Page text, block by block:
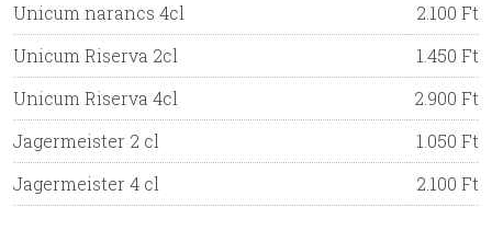
Unicum narancs 4cl
2.100 Ft
Unicum Riserva 2cl
1.450 Ft
Unicum Riserva 4cl
2.900 Ft
Jagermeister 2 cl
1.050 Ft
Jagermeister 4 cl
2.100 Ft